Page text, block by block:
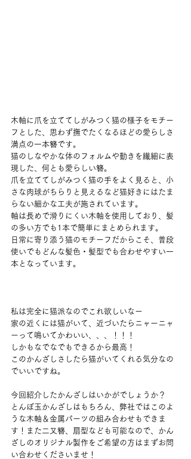
木軸に爪を立ててしがみつく猫の様子をモチー
フとした、思わず撫でたくなるほどの愛らしさ
満点の一本簪です。
猫のしなやかな体のフォルムや動きを繊細に表
現した、何とも愛らしい簪。
爪を立ててしがみつく猫の手をよく見ると、小
さな肉球がちらりと見えるなど猫好きにはたま
らない細かな工夫が施されています。
軸は長めで滑りにくい木軸を使用しており、髪
の多い方でも1本で簡単にまとめられます。
日常に寄り添う猫のモチーフだからこそ、普段
使いでもどんな髪色・髪型でも合わせやすい一
本となっています。
私は完全に猫派なのでこれ欲しいなー
家の近くには猫がいて、近づいたらニャーニャ
ーって鳴いてかわいい、、、！！！
しかもなでなでもできるから最高！
このかんざしさしたら猫がいてくれる気分なの
でいいですね。
今回紹介したかんざしはいかがでしょうか？
とんぼ玉かんざしはもちろん、弊社ではこのよ
うな木軸＆金属パーツの組み合わせもできま
す！また二又簪、扇型なども可能なので、かん
ざしのオリジナル製作をご希望の方はまずお問
い合わせくださいませ！